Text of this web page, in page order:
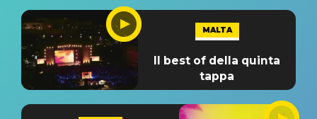
MALTA
Il best of della quinta
tappa